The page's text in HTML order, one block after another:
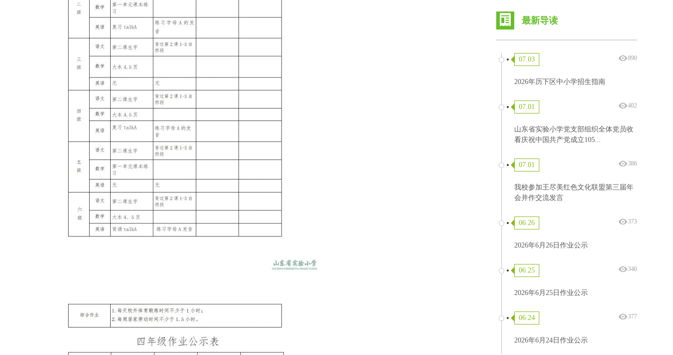
最新导读
890
07.03
2026年历下区中小学招生指南
402
07.01
山东省实验小学党支部组织全体党员收
看庆祝中国共产党成立105...
386
07.01
我校参加王尽美红色文化联盟第三届年
会并作交流发言
373
06.26
2026年6月26日作业公示
340
06.25
2026年6月25日作业公示
377
06.24
2026年6月24日作业公示